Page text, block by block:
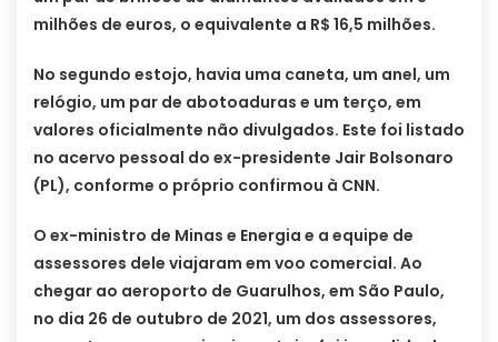
milhões de euros, o equivalente a R$ 16,5 milhões.
No segundo estojo, havia uma caneta, um anel, um
relógio, um par de abotoaduras e um terço, em
valores oficialmente não divulgados. Este foi listado
no acervo pessoal do ex-presidente Jair Bolsonaro
(PL), conforme o próprio confirmou à CNN.
O ex-ministro de Minas e Energia e a equipe de
assessores dele viajaram em voo comercial. Ao
chegar ao aeroporto de Guarulhos, em São Paulo,
no dia 26 de outubro de 2021, um dos assessores,